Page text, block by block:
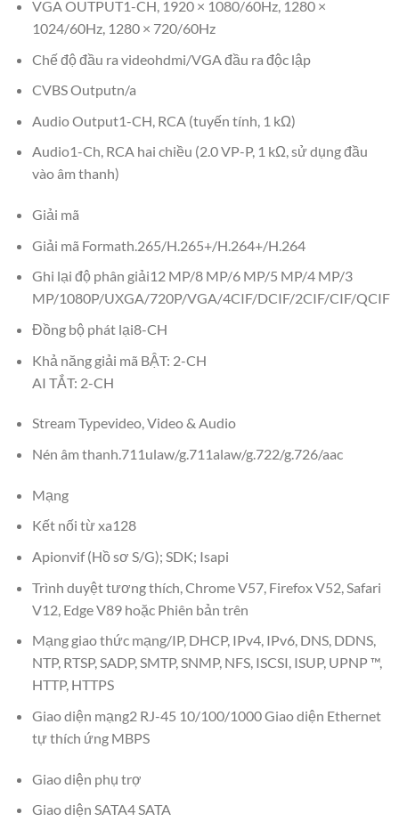
VGA OUTPUT1-CH, 1920 × 1080/60Hz, 1280 ×
1024/60Hz, 1280 × 720/60Hz
Chế độ đầu ra videohdmi/VGA đầu ra độc lập
CVBS Outputn/a
Audio Output1-CH, RCA (tuyến tính, 1 kΩ)
Audio1-Ch, RCA hai chiều (2.0 VP-P, 1 kΩ, sử dụng đầu
vào âm thanh)
Giải mã
Giải mã Formath.265/H.265+/H.264+/H.264
Ghi lại độ phân giải12 MP/8 MP/6 MP/5 MP/4 MP/3
MP/1080P/UXGA/720P/VGA/4CIF/DCIF/2CIF/CIF/QCIF
Đồng bộ phát lại8-CH
Khả năng giải mã BẬT: 2-CH
AI TẮT: 2-CH
Stream Typevideo, Video & Audio
Nén âm thanh.711ulaw/g.711alaw/g.722/g.726/aac
Mạng
Kết nối từ xa128
Apionvif (Hồ sơ S/G); SDK; Isapi
Trình duyệt tương thích, Chrome V57, Firefox V52, Safari
V12, Edge V89 hoặc Phiên bản trên
Mạng giao thức mạng/IP, DHCP, IPv4, IPv6, DNS, DDNS,
NTP, RTSP, SADP, SMTP, SNMP, NFS, ISCSI, ISUP, UPNP ™,
HTTP, HTTPS
Giao diện mạng2 RJ-45 10/100/1000 Giao diện Ethernet
tự thích ứng MBPS
Giao diện phụ trợ
Giao diện SATA4 SATA